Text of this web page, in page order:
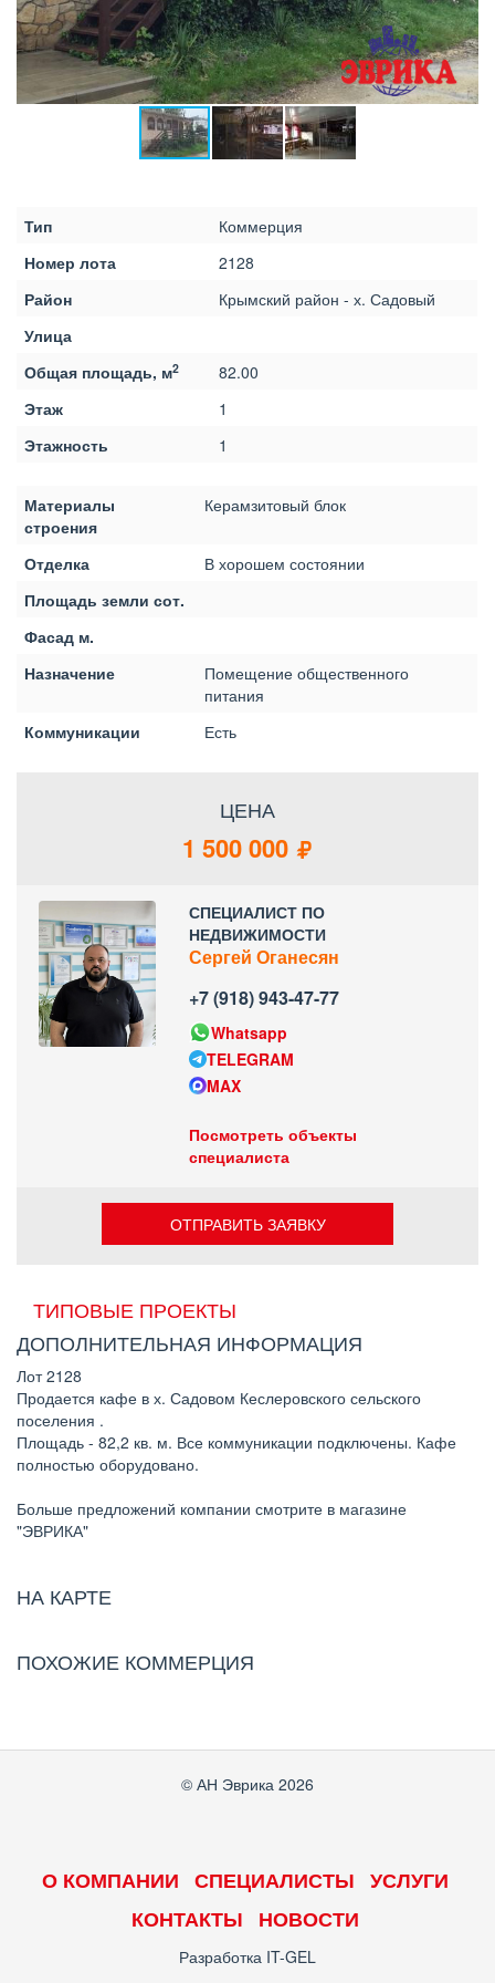
Тип
Коммерция
Номер лота
2128
Район
Крымский район - х. Садовый
Улица
Общая площадь, м2
82.00
Этаж
1
Этажность
1
Материалы
строения
Керамзитовый блок
Отделка
В хорошем состоянии
Площадь земли сот.
Фасад м.
Назначение
Помещение общественного
питания
Коммуникации
Есть
ЦЕНА
1 500 000
СПЕЦИАЛИСТ ПО
НЕДВИЖИМОСТИ
Сергей Оганесян
+7 (918) 943-47-77
Whatsapp
TELEGRAM
MAX
Посмотреть объекты
специалиста
ОТПРАВИТЬ ЗАЯВКУ
ТИПОВЫЕ ПРОЕКТЫ
ДОПОЛНИТЕЛЬНАЯ ИНФОРМАЦИЯ
Лот 2128
Продается кафе в х. Садовом Кеслеровского сельского
поселения .
Площадь - 82,2 кв. м. Все коммуникации подключены. Кафе
полностью оборудовано.
Больше предложений компании смотрите в магазине
"ЭВРИКА"
НА КАРТЕ
ПОХОЖИЕ КОММЕРЦИЯ
© АН Эврика 2026
О КОМПАНИИ СПЕЦИАЛИСТЫ УСЛУГИ
КОНТАКТЫ
НОВОСТИ
Разработка IT-GEL